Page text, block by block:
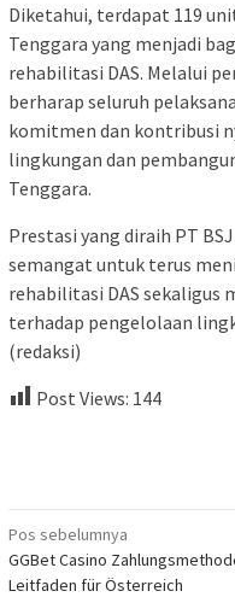
Diketahui, terdapat 119
Tenggara yang menjadi
rehabilitasi DAS. Melalui
berharap seluruh
komitmen dan kontribusi
lingkungan dan
Tenggara.
Prestasi yang diraih PT
semangat untuk terus
rehabilitasi DAS sekaligus
terhadap pengelolaan
(redaksi)
Post Views: 144
Navigasi
pos
Pos sebelumnya
GGBet Casino
Leitfaden für Österreich